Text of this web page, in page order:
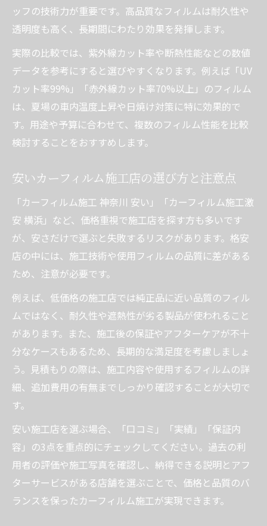
ッフの技術力が重要です。高品質なフィルムは耐久性や
透明度も高く、長期間にわたり効果を発揮します。
実際の比較では、紫外線カット率や断熱性能などの数値
データを参考にすると選びやすくなります。例えば「UV
カット率99%」「赤外線カット率70%以上」のフィルム
は、夏場の車内温度上昇や日焼け対策に特に効果的で
す。用途や予算に合わせて、複数のフィルム性能を比較
検討することをおすすめします。
安いカーフィルム施工店の選び方と注意点
「カーフィルム施工 神奈川 安い」「カーフィルム施工激
安 横浜」など、価格重視で施工店を探す方も多いです
が、安さだけで選ぶと失敗するリスクがあります。格安
店の中には、施工技術や使用フィルムの品質に差がある
ため、注意が必要です。
例えば、低価格の施工店では純正品に近い品質のフィル
ムではなく、耐久性や遮熱性が劣る製品が使われること
があります。また、施工後の保証やアフターケアが不十
分なケースもあるため、長期的な満足度を考慮しましょ
う。見積もりの際は、施工内容や使用するフィルムの詳
細、追加費用の有無までしっかり確認することが大切で
す。
安い施工店を選ぶ場合、「口コミ」「実績」「保証内
容」の3点を重点的にチェックしてください。過去の利
用者の評価や施工写真を確認し、納得できる説明とアフ
ターサービスがある店舗を選ぶことで、価格と品質のバ
ランスを保ったカーフィルム施工が実現できます。